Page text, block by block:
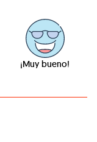
¡Muy bueno!